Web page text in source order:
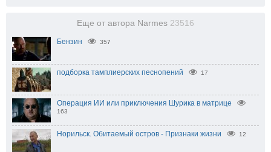
Еще от автора Narmes 23516
Бензин 357
подборка тамплиерских песнопений 17
Операция ИИ или приключения Шурика в матрице
163
Норильск. Обитаемый остров - Признаки жизни 12